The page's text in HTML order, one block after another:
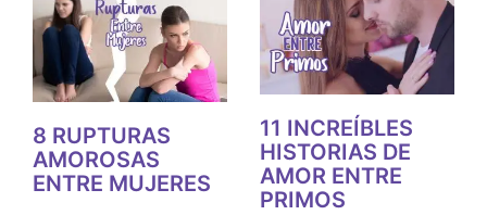
8 RUPTURAS
AMOROSAS
ENTRE MUJERES
11 INCREÍBLES
HISTORIAS DE
AMOR ENTRE
PRIMOS